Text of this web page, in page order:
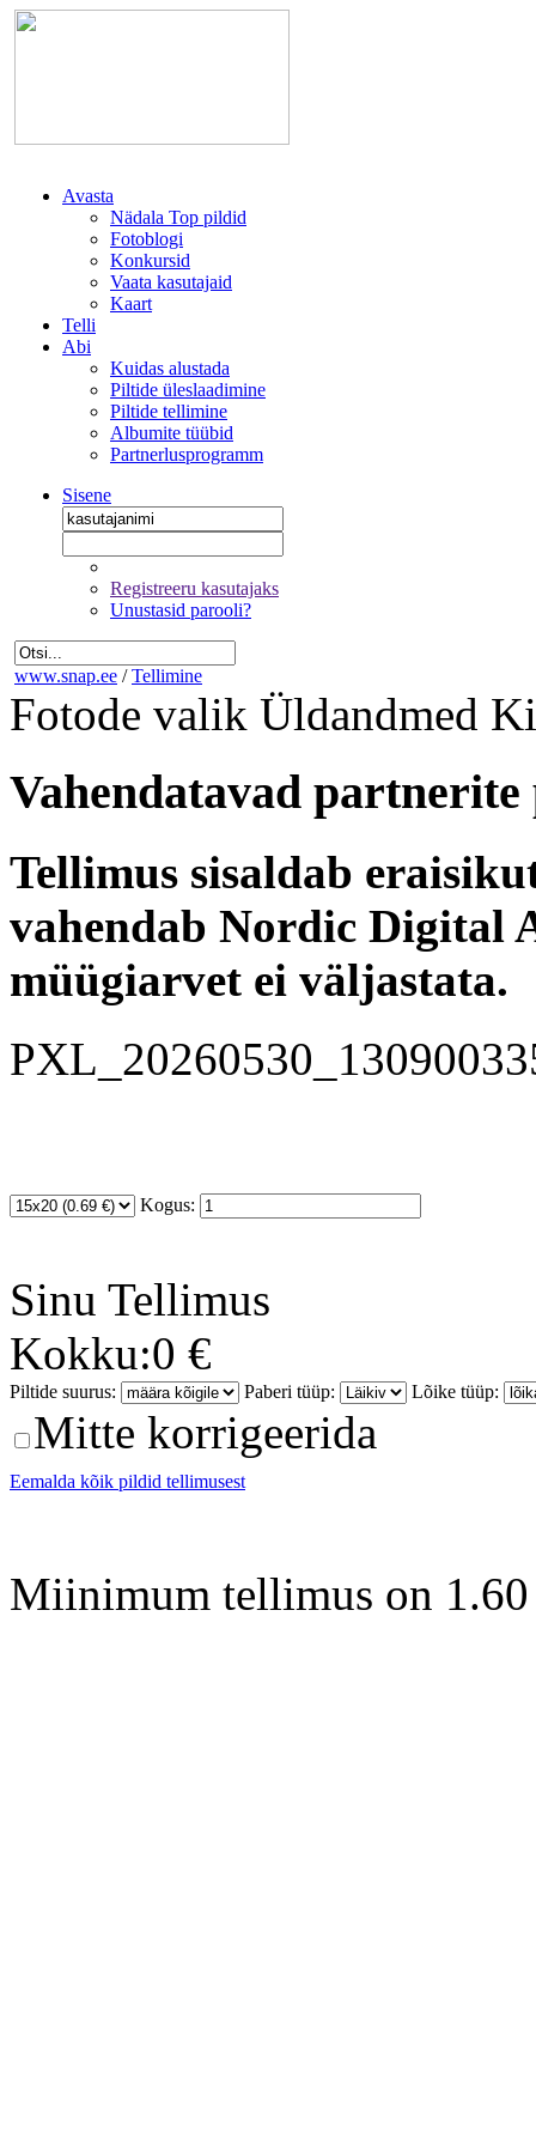
Avasta
Nädala Top pildid
Fotoblogi
Konkursid
Vaata kasutajaid
Kaart
Telli
Abi
Kuidas alustada
Piltide üleslaadimine
Piltide tellimine
Albumite tüübid
Partnerlusprogramm
Sisene
Registreeru kasutajaks
Unustasid parooli?
www.snap.ee / Tellimine
Fotode valik Üldandmed
Vahendatavad
Tellimus sisaldab
vahendab Nordic Digital
müügiarvet ei väljastata.
Kogus:
Sinu Tellimus
Kokku:0 €
Piltide suurus: Paberi tüüp: Lõike tüüp:
Mitte korrigeerida
Eemalda kõik pildid tellimusest
Miinimum tellimus on